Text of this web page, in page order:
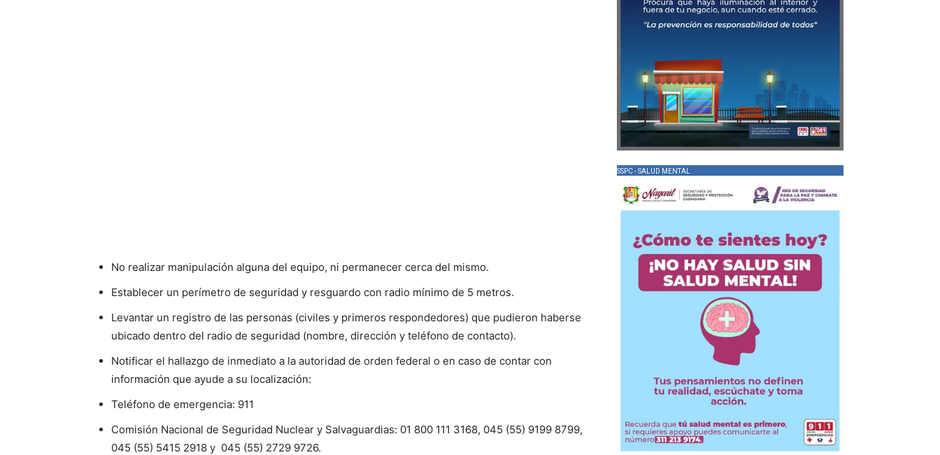
No realizar manipulación alguna del equipo, ni permanecer cerca del mismo.
Establecer un perímetro de seguridad y resguardo con radio mínimo de 5 metros.
Levantar un registro de las personas (civiles y primeros respondedores) que pudieron haberse
ubicado dentro del radio de seguridad (nombre, dirección y teléfono de contacto).
Notificar el hallazgo de inmediato a la autoridad de orden federal o en caso de contar con
información que ayude a su localización:
Teléfono de emergencia: 911
Comisión Nacional de Seguridad Nuclear y Salvaguardias: 01 800 111 3168, 045 (55) 9199 8799,
045 (55) 5415 2918 y 045 (55) 2729 9726.
SSPC - SALUD MENTAL